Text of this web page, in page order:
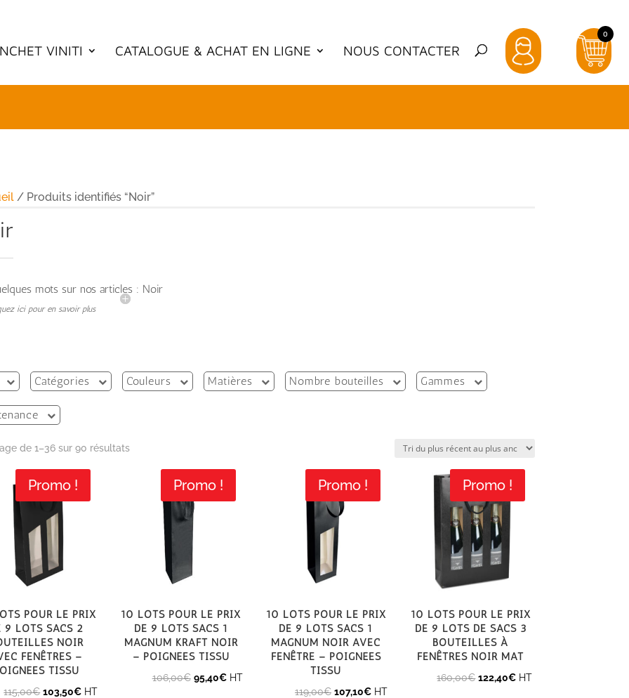
VINITI CATALOGUE & ACHAT EN LIGNE NOUS CONTACTER
0
/ Produits identifiés “Noir”
mots sur nos articles : Noir
ici pour en savoir plus
Catégories Couleurs Matières Nombre bouteilles Gammes
de 1–36 sur 90 résultatsTrié
Promo !
pour le prix
9 lots Sacs 2
noir
fenêtres –
tissu
115,00€ Le
103,50€LeHT
Promo !
10 Lots pour le prix
de 9 Lots Sacs 1
magnum kraft noir
– poignées tissu
106,00€ Le
95,40€LeHT
Promo !
10 Lots pour le prix
de 9 lots Sacs 1
magnum noir avec
fenêtre – poignées
tissu
119,00€ Le
107,10€LeHT
Promo !
10 Lots pour le prix
de 9 lots de Sacs 3
bouteilles à
fenêtres noir mat
160,00€ Le
122,40€LeHT